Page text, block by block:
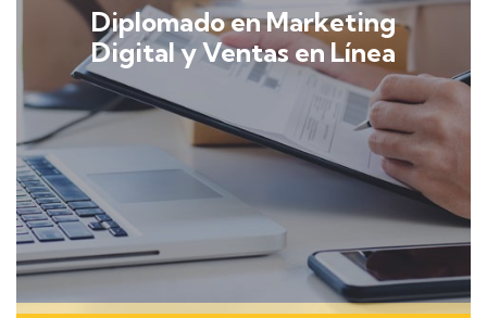
Diplomado en Marketing
Digital y Ventas en Línea